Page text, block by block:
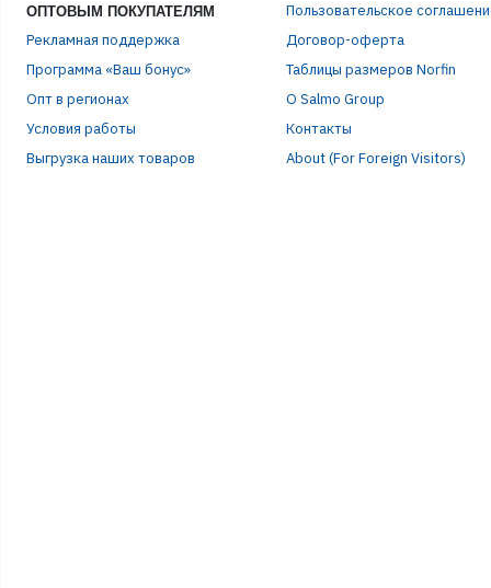
ОПТОВЫМ ПОКУПАТЕЛЯМ
Рекламная поддержка
Программа «Ваш бонус»
Опт в регионах
Условия работы
Выгрузка наших товаров
Пользовательское
Договор-оферта
Таблицы размеров Norfin
О Salmo Group
Контакты
About (For Foreign Visitors)